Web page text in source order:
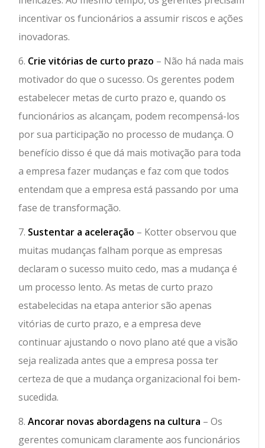
incentivar os funcionários a assumir riscos e ações
inovadoras.
6. Crie vitórias de curto prazo – Não há nada mais
motivador do que o sucesso. Os gerentes podem
estabelecer metas de curto prazo e, quando os
funcionários as alcançam, podem recompensá-los
por sua participação no processo de mudança. O
benefício disso é que dá mais motivação para toda
a empresa fazer mudanças e faz com que todos
entendam que a empresa está passando por uma
fase de transformação.
7. Sustentar a aceleração – Kotter observou que
muitas mudanças falham porque as empresas
declaram o sucesso muito cedo, mas a mudança é
um processo lento. As metas de curto prazo
estabelecidas na etapa anterior são apenas
vitórias de curto prazo, e a empresa deve
continuar ajustando o novo plano até que a visão
seja realizada antes que a empresa possa ter
certeza de que a mudança organizacional foi bem-
sucedida.
8.Ancorar novas abordagens na cultura – Os
gerentes comunicam claramente aos funcionários